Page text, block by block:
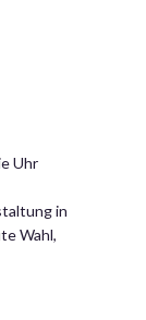
Uhr
in
Wahl,